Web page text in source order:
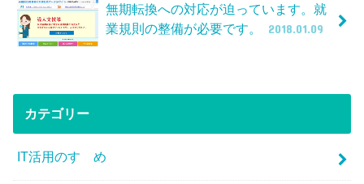
無期転換への対応が迫っています。就
業規則の整備が必要です。
2018.01.09
カテゴリー
IT活用のすゝめ